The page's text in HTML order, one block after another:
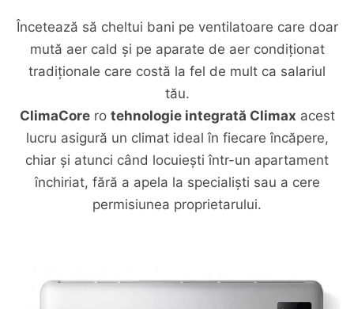
Încetează să cheltui bani pe ventilatoare care doar
mută aer cald și pe aparate de aer condiționat
tradiționale care costă la fel de mult ca salariul
tău.
ClimaCorero tehnologie integrată Climax acest
lucru asigură un climat ideal în fiecare încăpere,
chiar și atunci când locuiești într-un apartament
închiriat, fără a apela la specialiști sau a cere
permisiunea proprietarului.